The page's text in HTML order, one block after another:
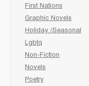
First Nations
Graphic Novels
Holiday /Seasonal
Lgbtq
Non-Fiction
Novels
Poetry